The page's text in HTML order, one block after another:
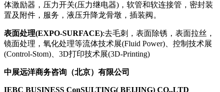
体激励器，压力开关(压力继电器)，软管和软连接管，密封装
置及附件，服务，液压升降龙骨墩，插装阀。
表面处理(EXPO-SURFACE):去毛刺，表面除锈，表面拉丝，
镜面处理，氧化处理等流体技术展(Fluid Power)、控制技术展
(Control-Stom)、3D打印技术展(3D-Printing)
中展远洋商务咨询（北京）有限公司
IEBC BUSINESS ConSULTING( BEIJING) CO.,LTD